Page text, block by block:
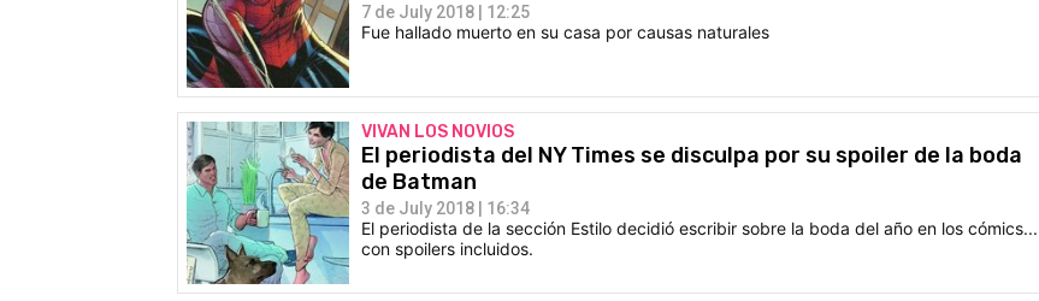
7 de July 2018 | 12:25
Fue hallado muerto en su casa por causas naturales
VIVAN LOS NOVIOS
El periodista del NY Times se disculpa por su spoiler de la boda
de Batman
3 de July 2018 | 16:34
El periodista de la sección Estilo decidió escribir sobre la boda del año en los cómics...
con spoilers incluidos.